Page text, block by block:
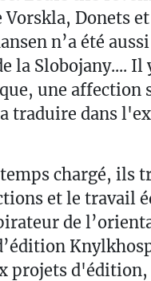
Donets
n’a été
la Slobojany.... Il
une affection
traduire dans
chargé, ils
et le travail
de
projets d'édition,